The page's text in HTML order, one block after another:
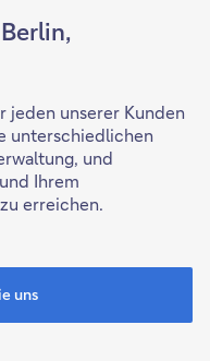
jeden unserer Kunden
unterschiedlichen
und
Ihrem
erreichen.
uns